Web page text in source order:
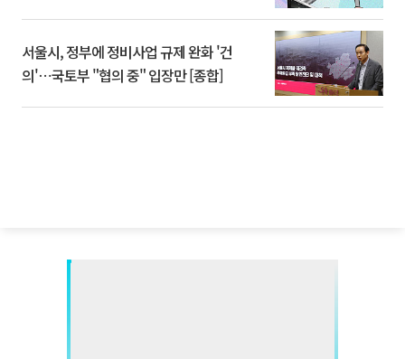
서울시, 정부에 정비사업 규제 완화 '건
의'⋯국토부 "협의 중" 입장만 [종합]